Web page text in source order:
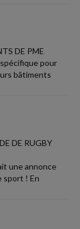
DE PME
pour
bâtiments
DE RUGBY
une annonce
sport ! En